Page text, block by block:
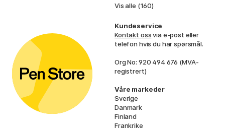
Vis alle (160)
Kundeservice
Kontakt ossvia e-post eller
telefon hvis du har spørsmål.
Org No: 920 494 676 (MVA-
registrert)
Våre markeder
Sverige
Danmark
Finland
Frankrike